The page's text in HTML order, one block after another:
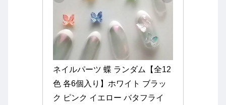
ネイルパーツ 蝶 ランダム【全12
色 各6個入り】ホワイト ブラッ
ク ピンク イエロー バタフライ